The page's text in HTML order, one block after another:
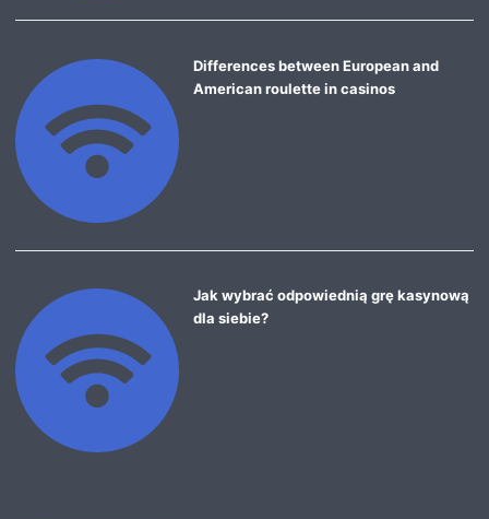
Differences between European and
American roulette in casinos
Jak wybrać odpowiednią grę kasynową
dla siebie?